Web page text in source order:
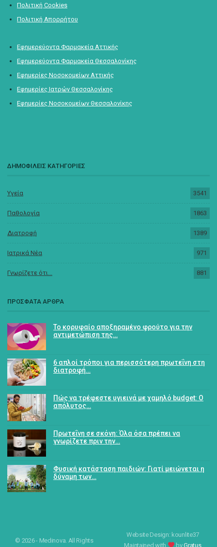
Πολιτική Cookies
Πολιτική Απορρήτου
Εφημερεύοντα Φαρμακεία Αττικής
Εφημερεύοντα Φαρμακεία Θεσσαλονίκης
Εφημερίες Νοσοκομείων Αττικής
Εφημερίες Ιατρών Θεσσαλονίκης
Εφημερίες Νοσοκομείων Θεσσαλονίκης
ΔΗΜΟΦΙΛΕΙΣ ΚΑΤΗΓΟΡΙΕΣ
Υγεία 3541
Παθολογία 1863
Διατροφή 1389
Ιατρικά Νέα 971
Γνωρίζετε ότι... 881
ΠΡΟΣΦΑΤΑ ΑΡΘΡΑ
Το κορυφαίο αποξηραμένο φρούτο για την
αντιμετώπιση της…
6 απλοί τρόποι για περισσότερη πρωτεΐνη στη
διατροφή…
Πώς να τρέφεστε υγιεινά με χαμηλό budget: Ο
απόλυτος…
Πρωτεΐνη σε σκόνη: Όλα όσα πρέπει να
γνωρίζετε πριν την…
Φυσική κατάσταση παιδιών: Γιατί μειώνεται η
δύναμη των…
© 2026 - Medinova. All Rights
Website Design: kounlite37
Maintained with
byGratus